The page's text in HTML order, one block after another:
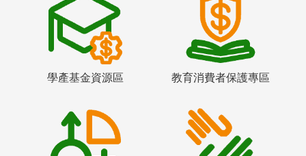
學產基金資源區 教育消費者保護專區